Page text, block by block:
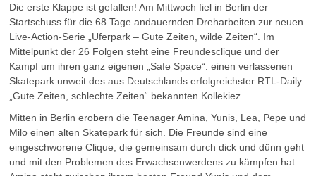
Die erste Klappe ist gefallen! Am Mittwoch fiel in Berlin der
Startschuss für die 68 Tage andauernden Dreharbeiten zur neuen
Live-Action-Serie „Uferpark – Gute Zeiten, wilde Zeiten“. Im
Mittelpunkt der 26 Folgen steht eine Freundesclique und der
Kampf um ihren ganz eigenen „Safe Space“: einen verlassenen
Skatepark unweit des aus Deutschlands erfolgreichster RTL-Daily
„Gute Zeiten, schlechte Zeiten“ bekannten Kollekiez.
Mitten in Berlin erobern die Teenager Amina, Yunis, Lea, Pepe und
Milo einen alten Skatepark für sich. Die Freunde sind eine
eingeschworene Clique, die gemeinsam durch dick und dünn geht
und mit den Problemen des Erwachsenwerdens zu kämpfen hat: